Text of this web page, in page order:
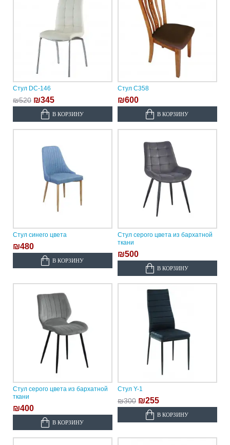
Стул DC-146
₪520 ₪345
В КОРЗИНУ
Стул C358
₪600
В КОРЗИНУ
Стул синего цвета
₪480
В КОРЗИНУ
Стул серого цвета из бархатной
ткани
₪500
В КОРЗИНУ
Стул серого цвета из бархатной
ткани
₪400
В КОРЗИНУ
Стул Y-1
₪300 ₪255
В КОРЗИНУ